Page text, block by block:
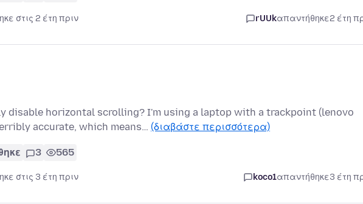
στις 2 έτη πριν rUUkαπαντήθηκε2 έτη
disable horizontal scrolling? I'm using a laptop with a trackpoint (lenovo
accurate, which means… (διαβάστε περισσότερα)
3 565
στις 3 έτη πριν koco1απαντήθηκε3 έτη